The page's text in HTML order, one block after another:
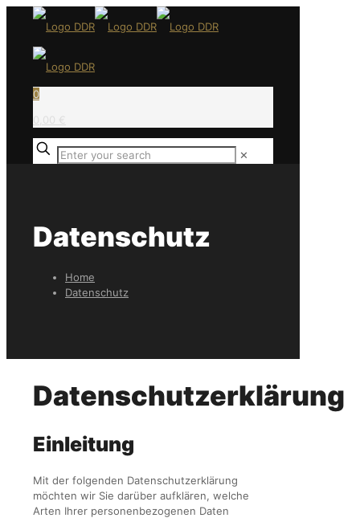
0
0,00 €
✕
Datenschutz
Home
Datenschutz
Datenschutzerklärung
Einleitung
Mit der folgenden Datenschutzerklärung
möchten wir Sie darüber aufklären, welche
Arten Ihrer personenbezogenen Daten